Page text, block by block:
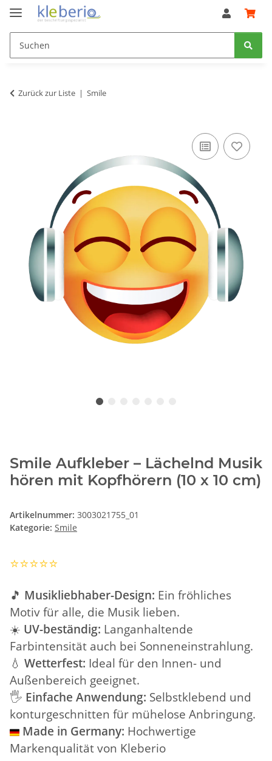
Zurück zur Liste Smile
Smile Aufkleber – Lächelnd Musik
hören mit Kopfhörern (10 x 10 cm)
Artikelnummer: 3003021755_01
Kategorie: Smile
⭐️⭐️⭐️⭐️⭐️
🎵 Musikliebhaber-Design: Ein fröhliches
Motiv für alle, die Musik lieben.
☀️ UV-beständig: Langanhaltende
Farbintensität auch bei Sonneneinstrahlung.
💧 Wetterfest: Ideal für den Innen- und
Außenbereich geeignet.
🖐️ Einfache Anwendung: Selbstklebend und
konturgeschnitten für mühelose Anbringung.
Made in Germany: Hochwertige
Markenqualität von Kleberio